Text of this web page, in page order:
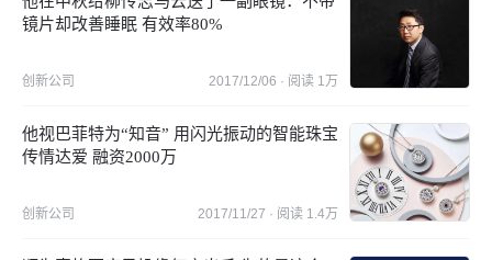
镜片却改善睡眠 有效率80%
创新公司 2017/12/06 · 阅读 1万
他视巴菲特为“知音” 用闪光振动的智能珠宝
传情达爱 融资2000万
创新公司 2017/11/27 · 阅读 1.4万